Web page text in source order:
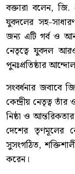
বক্তারা বলেন,
যুবদলের সহ-
জন্য এটি গর্ব ও
নেতৃত্বে যুবদল
পুনঃপ্রতিষ্ঠার
সংবর্ধনার
কেন্দ্রীয় নেতৃত্ব
নিষ্ঠা ও
দেশের তৃণমূলের
সুসংগঠিত,
করেন।